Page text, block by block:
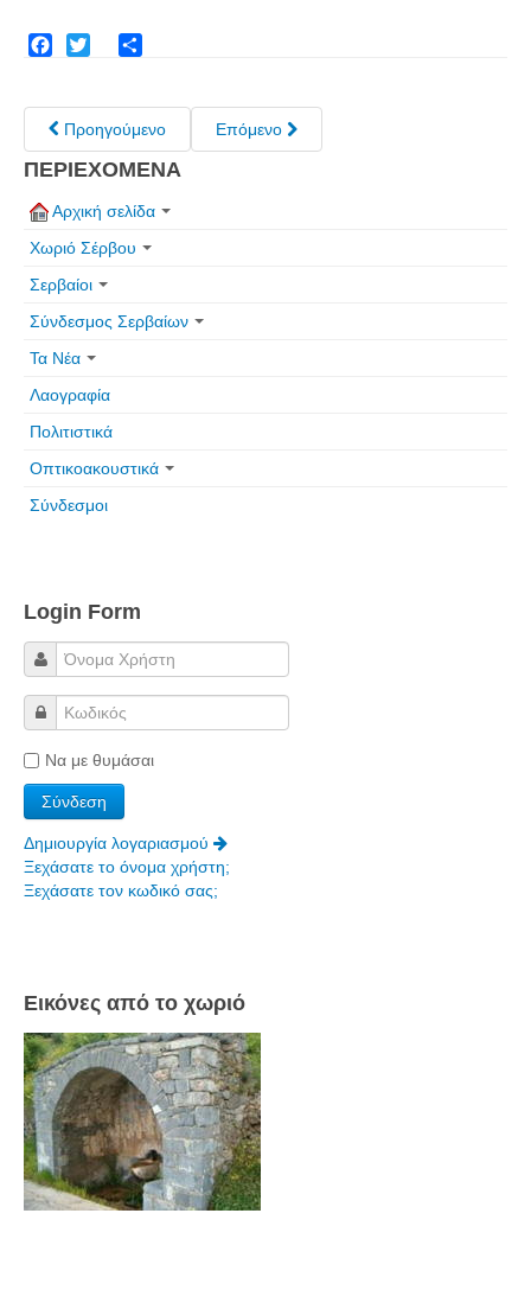
Προηγούμενο Επόμενο
ΠΕΡΙΕΧΟΜΕΝΑ
Αρχική σελίδα
Χωριό Σέρβου
Σερβαίοι
Σύνδεσμος Σερβαίων
Τα Νέα
Λαογραφία
Πολιτιστικά
Οπτικοακουστικά
Σύνδεσμοι
Login Form
Να με θυμάσαι
Δημιουργία λογαριασμού
Ξεχάσατε το όνομα χρήστη;
Ξεχάσατε τον κωδικό σας;
Εικόνες από το χωριό